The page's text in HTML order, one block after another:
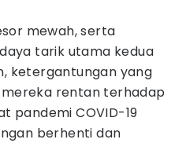
mewah, serta
tarik utama kedua
ketergantungan yang
rentan terhadap
pandemi COVID-19
berhenti dan